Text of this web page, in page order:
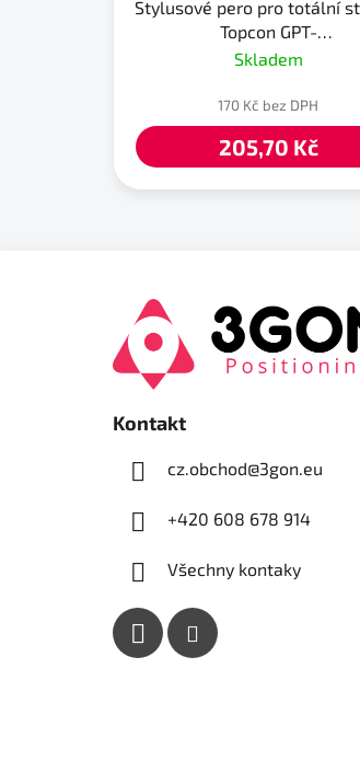
Stylusové pero pro totální
Topcon GPT-
7000/7500/9000/IS/QS/
Skladem
170 Kč bez DPH
205,70 Kč
Kontakt
cz.obchod@3gon.eu
+420 608 678 914
Všechny kontaky